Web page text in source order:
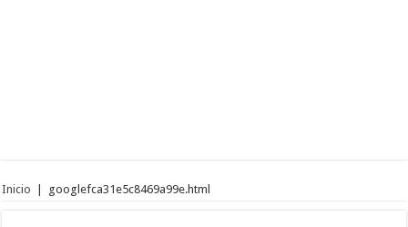
Inicio | googlefca31e5c8469a99e.html